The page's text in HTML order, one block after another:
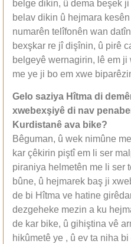
belge dikin, û dema beşek
belav dikin û hejmara
numarên telîfonên wan
bexşkar re jî dişînin, û pirê
belgeyê wernagirin, lê em
me ye ji bo em xwe
Gelo saziya Hîtma di
xwebexşiyê di nav
Kurdistanê ava bike?
Bêguman, û wek nimûne
kar çêkirin piştî em li ser
piraniya helmetên me li ser
bûne, û hejmarek baş ji
de bi Hîtma ve hatine
dezgeheke mezin a ku
de kar bike, û gihiştina vê
hikûmetê ye , û ev ta niha